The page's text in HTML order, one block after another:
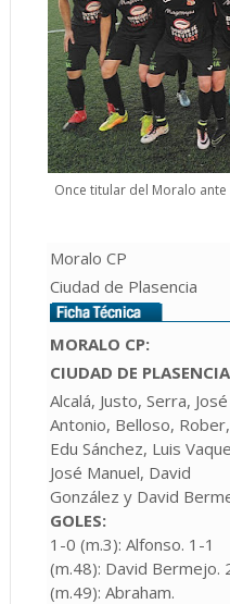
Once titular del Moralo ante
Moralo CP
Ciudad de Plasencia
MORALO CP:
CIUDAD DE
Alcalá, Justo, Serra, José
Antonio, Belloso, Rober,
Edu Sánchez, Luis
José Manuel, David
González y David
GOLES:
1-0 (m.3): Alfonso. 1-1
(m.48): David Bermejo.
(m.49): Abraham.